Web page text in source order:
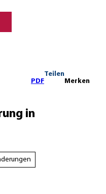
PDF
Teilen
Merken
in